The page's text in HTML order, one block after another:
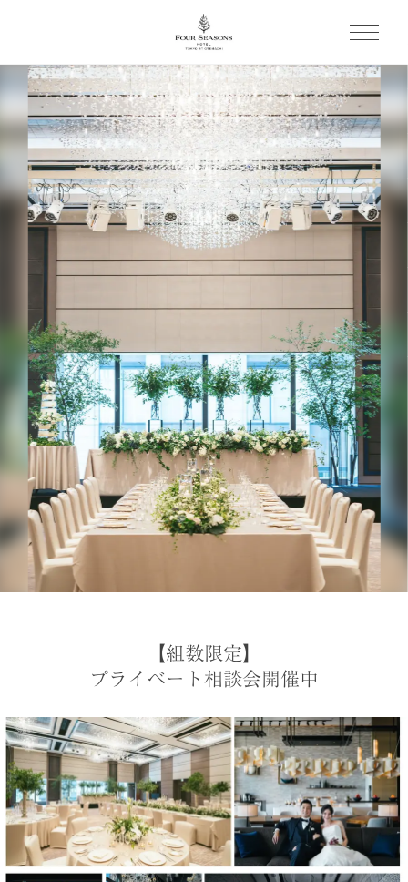
【組数限定】
プライベート相談会開催中